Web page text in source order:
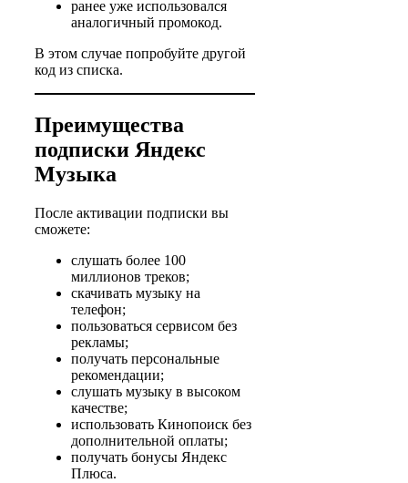
ранее уже использовался
аналогичный промокод.
В этом случае попробуйте другой
код из списка.
Преимущества
подписки Яндекс
Музыка
После активации подписки вы
сможете:
слушать более 100
миллионов треков;
скачивать музыку на
телефон;
пользоваться сервисом без
рекламы;
получать персональные
рекомендации;
слушать музыку в высоком
качестве;
использовать Кинопоиск без
дополнительной оплаты;
получать бонусы Яндекс
Плюса.